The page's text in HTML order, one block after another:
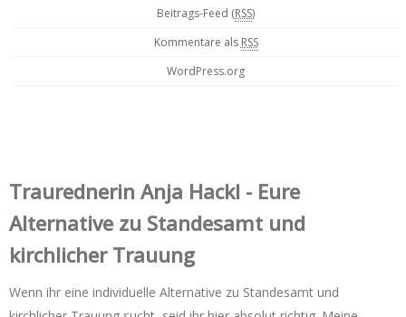
Beitrags-Feed (RSS)
Kommentare als RSS
WordPress.org
Trauredner‌in Anja Hackl - Eure
Alternative zu Standesamt und
kirchlicher Trauung
Wenn ihr eine individuelle Alternative zu Standesamt und